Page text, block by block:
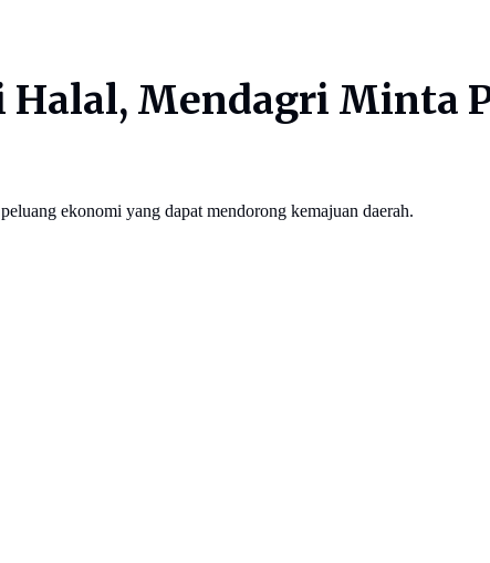
Mendagri Minta
ekonomi yang dapat mendorong kemajuan daerah.